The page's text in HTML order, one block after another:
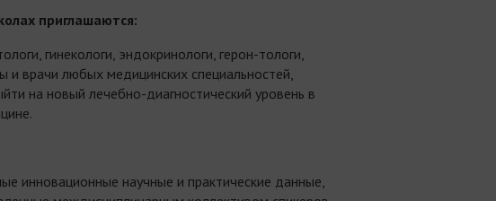
приглашаются:
гинекологи, эндокринологи, герон-тологи,
и врачи любых медицинских специальностей,
на новый лечебно-диагностический уровень в
инновационные научные и практические данные,